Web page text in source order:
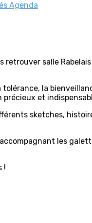
Agenda
retrouver salle
la
et
sketches,
les
!